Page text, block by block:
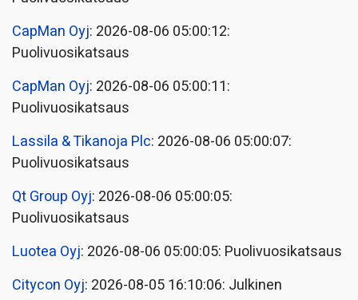
CapMan Oyj: 2026-08-06 05:00:12:
Puolivuosikatsaus
CapMan Oyj: 2026-08-06 05:00:11:
Puolivuosikatsaus
Lassila & Tikanoja Plc: 2026-08-06 05:00:07:
Puolivuosikatsaus
Qt Group Oyj: 2026-08-06 05:00:05:
Puolivuosikatsaus
Luotea Oyj: 2026-08-06 05:00:05: Puolivuosikatsaus
Citycon Oyj: 2026-08-05 16:10:06: Julkinen